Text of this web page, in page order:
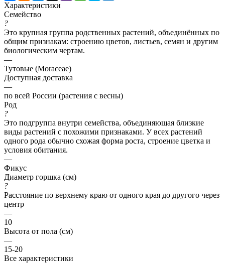
Характеристики
Семейство
?
Это крупная группа родственных растений, объединённых по
общим признакам: строению цветов, листьев, семян и другим
биологическим чертам.
—
Тутовые (Moraceae)
Доступная доставка
—
по всей России (растения с весны)
Род
?
Это подгруппа внутри семейства, объединяющая близкие
виды растений с похожими признаками. У всех растений
одного рода обычно схожая форма роста, строение цветка и
условия обитания.
—
Фикус
Диаметр горшка (см)
?
Расстояние по верхнему краю от одного края до другого через
центр
—
10
Высота от пола (см)
—
15-20
Все характеристики